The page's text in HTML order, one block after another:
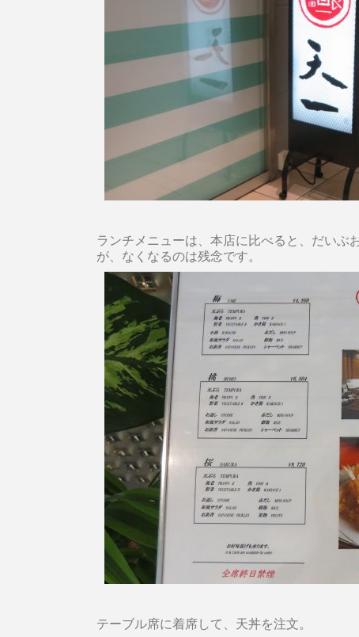
ランチメニューは、本店に比べると、だいぶ
が、なくなるのは残念です。
テーブル席に着席して、天丼を注文。